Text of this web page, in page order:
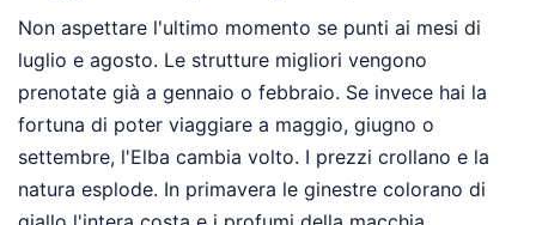
Non aspettare l'ultimo momento se punti ai mesi di
luglio e agosto. Le strutture migliori vengono
prenotate già a gennaio o febbraio. Se invece hai la
fortuna di poter viaggiare a maggio, giugno o
settembre, l'Elba cambia volto. I prezzi crollano e la
natura esplode. In primavera le ginestre colorano di